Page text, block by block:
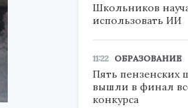
Школьников
использовать ИИ
11:22 ОБРАЗОВАНИЕ
Пять пензенских
вышли в финал
конкурса